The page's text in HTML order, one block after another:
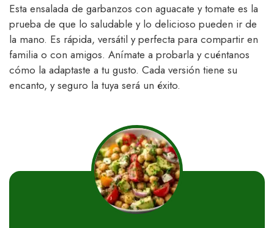
Esta ensalada de garbanzos con aguacate y tomate es la
prueba de que lo saludable y lo delicioso pueden ir de
la mano. Es rápida, versátil y perfecta para compartir en
familia o con amigos. Anímate a probarla y cuéntanos
cómo la adaptaste a tu gusto. Cada versión tiene su
encanto, y seguro la tuya será un éxito.